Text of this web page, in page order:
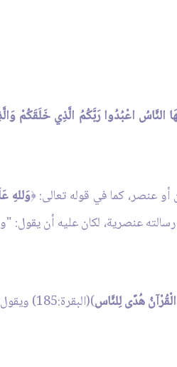
النَّاسُ اعْبُدُوا رَبَّكُمُ الَّذِي خَلَقَكُمْ
أو عنصر، كما في قوله تعالى:﴿وَللهِ
رسالته عنصرية، لكان عليه أن يقول:
هُدًى لِلنَّاسِ)(البقرة:185) ويقول: